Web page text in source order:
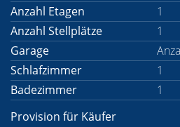
Anzahl Etagen
1
Anzahl Stellplätze
1
Garage
Schlafzimmer
1
Badezimmer
1
Provision für Käufer